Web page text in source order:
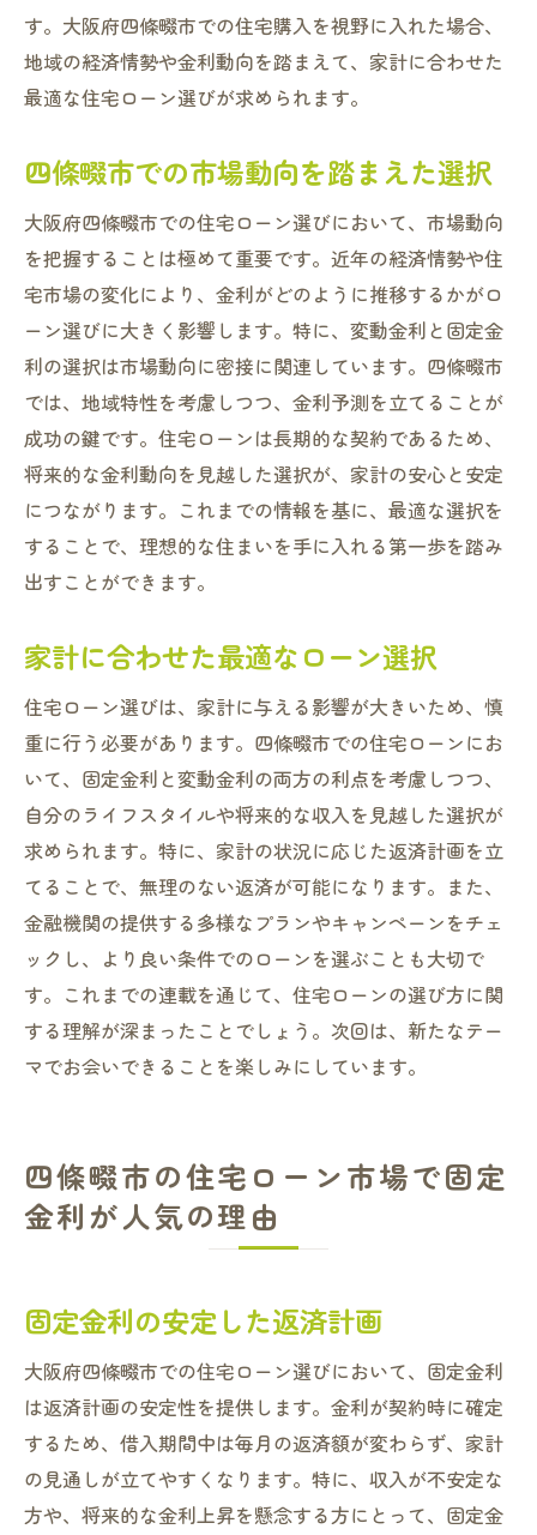
す。大阪府四條畷市での住宅購入を視野に入れた場合、
地域の経済情勢や金利動向を踏まえて、家計に合わせた
最適な住宅ローン選びが求められます。
四條畷市での市場動向を踏まえた選択
大阪府四條畷市での住宅ローン選びにおいて、市場動向
を把握することは極めて重要です。近年の経済情勢や住
宅市場の変化により、金利がどのように推移するかがロ
ーン選びに大きく影響します。特に、変動金利と固定金
利の選択は市場動向に密接に関連しています。四條畷市
では、地域特性を考慮しつつ、金利予測を立てることが
成功の鍵です。住宅ローンは長期的な契約であるため、
将来的な金利動向を見越した選択が、家計の安心と安定
につながります。これまでの情報を基に、最適な選択を
することで、理想的な住まいを手に入れる第一歩を踏み
出すことができます。
家計に合わせた最適なローン選択
住宅ローン選びは、家計に与える影響が大きいため、慎
重に行う必要があります。四條畷市での住宅ローンにお
いて、固定金利と変動金利の両方の利点を考慮しつつ、
自分のライフスタイルや将来的な収入を見越した選択が
求められます。特に、家計の状況に応じた返済計画を立
てることで、無理のない返済が可能になります。また、
金融機関の提供する多様なプランやキャンペーンをチェ
ックし、より良い条件でのローンを選ぶことも大切で
す。これまでの連載を通じて、住宅ローンの選び方に関
する理解が深まったことでしょう。次回は、新たなテー
マでお会いできることを楽しみにしています。
四條畷市の住宅ローン市場で固定
金利が人気の理由
固定金利の安定した返済計画
大阪府四條畷市での住宅ローン選びにおいて、固定金利
は返済計画の安定性を提供します。金利が契約時に確定
するため、借入期間中は毎月の返済額が変わらず、家計
の見通しが立てやすくなります。特に、収入が不安定な
方や、将来的な金利上昇を懸念する方にとって、固定金